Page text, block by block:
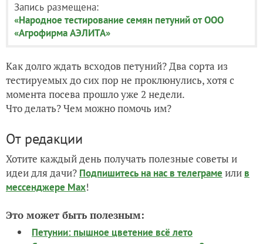
Запись размещена:
«Народное тестирование семян петуний от ООО
«Агрофирма АЭЛИТА»
Как долго ждать всходов петуний? Два сорта из
тестируемых до сих пор не проклюнулись, хотя с
момента посева прошло уже 2 недели.
Что делать? Чем можно помочь им?
От редакции
Хотите каждый день получать полезные советы и
идеи для дачи? Подпишитесь на нас в телеграме или в
мессенджере Max!
Это может быть полезным:
Петунии: пышное цветение всё лето